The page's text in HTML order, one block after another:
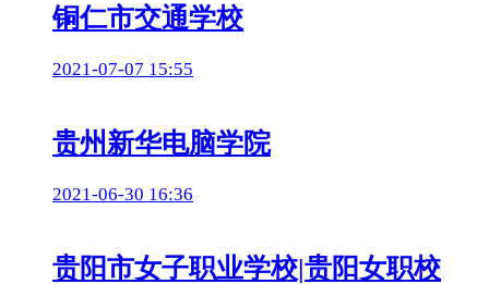
铜仁市交通学校
2021-07-07 15:55
贵州新华电脑学院
2021-06-30 16:36
贵阳市女子职业学校|贵阳女职校